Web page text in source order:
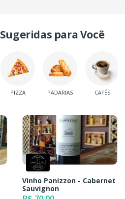
Sugeridas para Você
PIZZA PADARIAS CAFÉS
Vinho Panizzon - Cabernet
Sauvignon